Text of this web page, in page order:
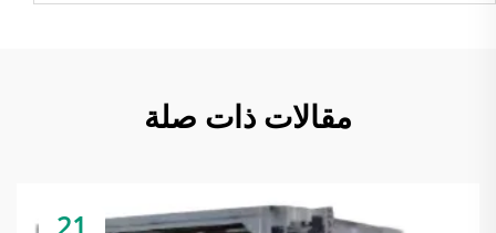
مقالات ذات صلة